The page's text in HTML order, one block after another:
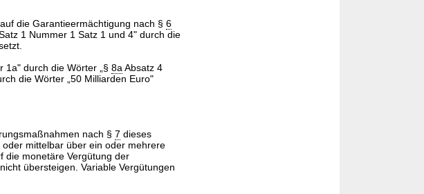
die Garantieermächtigung nach § 6
1 Nummer 1 Satz 1 und 4" durch die
1a" durch die Wörter „§ 8a Absatz 4
die Wörter „50 Milliarden Euro"
nach § 7 dieses
mittelbar über ein oder mehrere
die monetäre Vergütung der
übersteigen. Variable Vergütungen